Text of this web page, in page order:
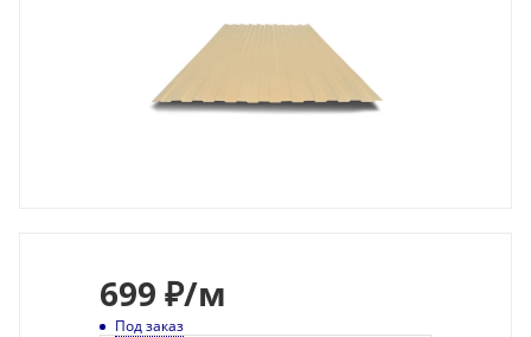
699 ₽/м
Под заказ